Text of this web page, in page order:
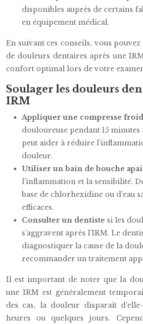
disponibles auprès de certains
en équipement médical.
En suivant ces conseils, vous
de douleurs dentaires après une
confort optimal lors de votre
Soulager les douleurs
IRM
Appliquer une compresse
douloureuse pendant 15
peut aider à réduire
douleur.
Utiliser un bain de bouche
l’inflammation et la sensibilité.
base de chlorhexidine ou d’eau
efficaces.
Consulter un dentiste si les
s’aggravent après l’IRM. Le
diagnostiquer la cause de la
recommander un traitement
Il est important de noter que la
une IRM est généralement
des cas, la douleur disparaît
heures ou quelques jours.